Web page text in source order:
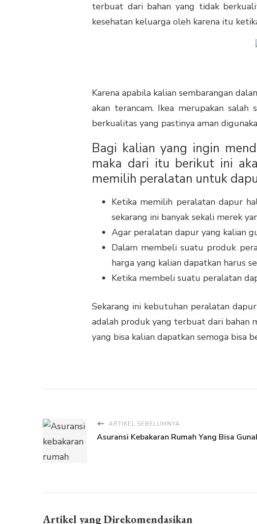
terbuat dari bahan yang tidak
kesehatan keluarga oleh karena itu
Karena apabila kalian sembarangan
akan terancam. Ikea merupakan
berkualitas yang pastinya aman
Bagi kalian yang ingin
maka dari itu berikut ini
memilih peralatan untuk
Ketika memilih peralatan dapur
sekarang ini banyak sekali merek
Agar peralatan dapur yang kalian
Dalam membeli suatu produk
harga yang kalian dapatkan harus
Ketika membeli suatu peralatan
Sekarang ini kebutuhan peralatan dapur
adalah produk yang terbuat dari bahan
yang bisa kalian dapatkan semoga bisa
ARTIKEL SEBELUMNYA
Asuransi Kebakaran Rumah Yang Bisa
Artikel yang Direkomendasikan